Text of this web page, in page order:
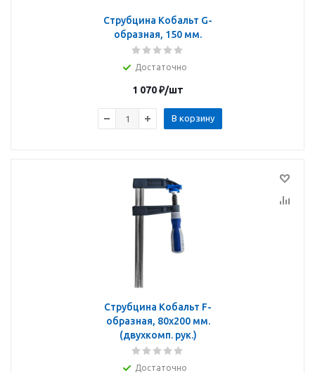
Струбцина Кобальт G-
образная, 150 мм.
Достаточно
1 070₽/шт
В корзину
Струбцина Кобальт F-
образная, 80x200 мм.
(двухкомп. рук.)
Достаточно